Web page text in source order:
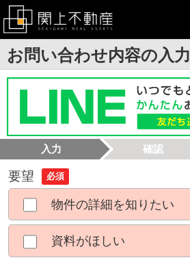
お問い合わせ内容の入力
入力 確認
要望 必須
物件の詳細を知りたい
資料がほしい